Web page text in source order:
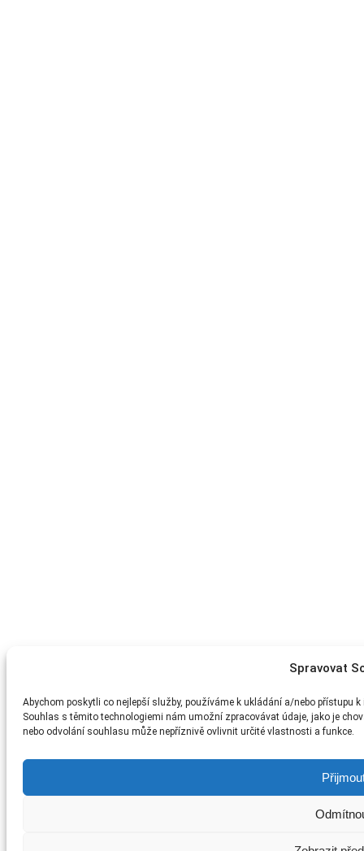
Spravovat
Abychom poskytli co nejlepší služby, používáme k ukládání a/nebo přístupu
Souhlas s těmito technologiemi nám umožní zpracovávat údaje, jako je
nebo odvolání souhlasu může nepříznivě ovlivnit určité vlastnosti a funkce.